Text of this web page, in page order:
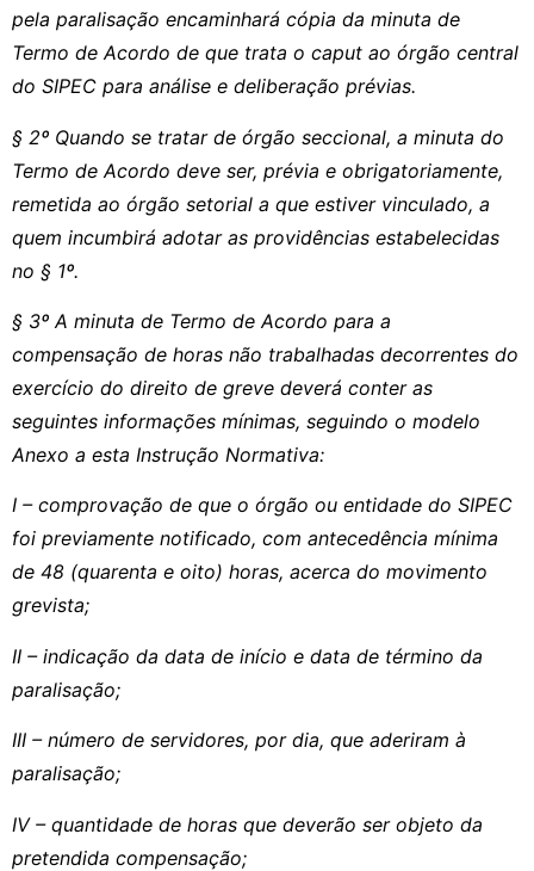
pela paralisação encaminhará cópia da minuta de
Termo de Acordo de que trata o caput ao órgão central
do SIPEC para análise e deliberação prévias.
§ 2º Quando se tratar de órgão seccional, a minuta do
Termo de Acordo deve ser, prévia e obrigatoriamente,
remetida ao órgão setorial a que estiver vinculado, a
quem incumbirá adotar as providências estabelecidas
no § 1º.
§ 3º A minuta de Termo de Acordo para a
compensação de horas não trabalhadas decorrentes do
exercício do direito de greve deverá conter as
seguintes informações mínimas, seguindo o modelo
Anexo a esta Instrução Normativa:
I – comprovação de que o órgão ou entidade do SIPEC
foi previamente notificado, com antecedência mínima
de 48 (quarenta e oito) horas, acerca do movimento
grevista;
II – indicação da data de início e data de término da
paralisação;
III – número de servidores, por dia, que aderiram à
paralisação;
IV – quantidade de horas que deverão ser objeto da
pretendida compensação;